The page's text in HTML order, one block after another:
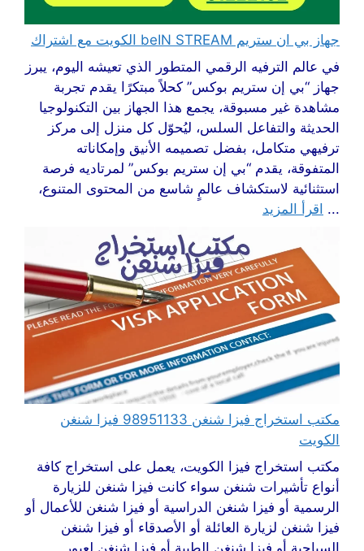
جهاز بي ان ستريم beIN STREAM الكويت مع اشتراك
في عالم الترفيه الرقمي المتطور الذي تعيشه اليوم، يبرز
جهاز “بي إن ستريم بوكس” كحلاً مبتكرًا يقدم تجربة
مشاهدة غير مسبوقة، يجمع هذا الجهاز بين التكنولوجيا
الحديثة والتفاعل السلس، ليُحوّل كل منزل إلى مركز
ترفيهي متكامل، بفضل تصميمه الأنيق وإمكاناته
المتفوقة، يقدم “بي إن ستريم بوكس” لمرتاديه فرصة
استثنائية لاستكشاف عالمٍ شاسع من المحتوى المتنوع،
... اقرأ المزيد
مكتب استخراج فيزا شنغن 98951133 فيزا شنغن
الكويت
مكتب استخراج فيزا الكويت، يعمل على استخراج كافة
أنواع تأشيرات شنغن سواء كانت فيزا شنغن للزيارة
الرسمية أو فيزا شنغن الدراسية أو فيزا شنغن للأعمال أو
فيزا شنغن لزيارة العائلة أو الأصدقاء أو فيزا شنغن